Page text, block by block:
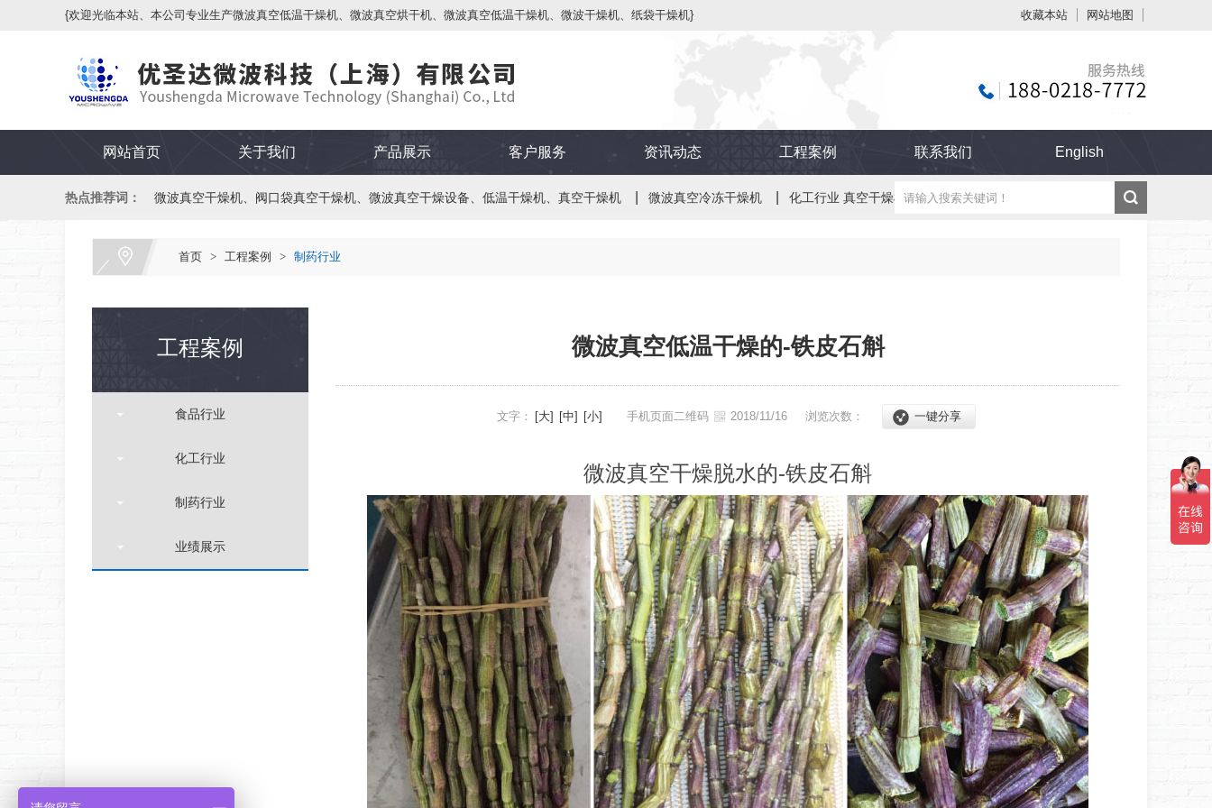
{欢迎光临本站、本公司专业生产微波真空低温干燥机、微波真空烘干机、微波真空低温干燥机、微波干燥机、纸袋干燥机} 收藏本站 网站地图
网站首页 关于我们 产品展示 客户服务 资讯动态 工程案例 联系我们 English
热点推荐词： 微波真空干燥机、阀口袋真空干燥机、微波真空干燥设备、低温干燥机、真空干燥机 微波真空冷冻干燥机 化工行业 真空干燥机 纸管 纸板 纸制品烘干机
首页 > 工程案例 > 制药行业
工程案例
食品行业
化工行业
制药行业
业绩展示
微波真空低温干燥的-铁皮石斛
文字： [大] [中] [小] 手机页面二维码 2018/11/16 浏览次数： 一键分享
微波真空干燥脱水的-铁皮石斛